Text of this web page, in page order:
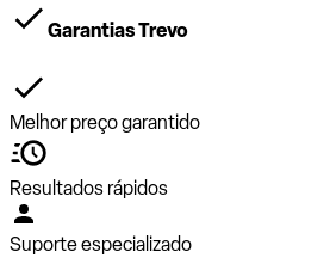
Garantias Trevo
Melhor preço garantido
Resultados rápidos
Suporte especializado